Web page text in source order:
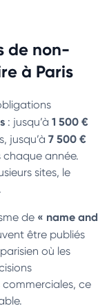
de non-
à Paris
: jusqu’à 1 500 €
jusqu’à 7 500 €
chaque année.
sites, le
de « name and
être publiés
où les
commerciales, ce